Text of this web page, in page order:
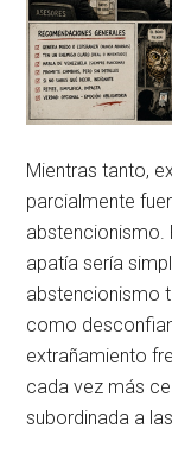
Mientras tanto,
parcialmente
abstencionismo.
apatía sería
abstencionismo
como
extrañamiento
cada vez más
subordinada a